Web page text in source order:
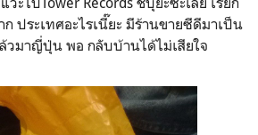
ประเทศอะไรเนี๊ยะ มีร้านขายซีดีมาเป็น
วมาญี่ปุ่น พอ กลับบ้านได้ไม่เสียใจ